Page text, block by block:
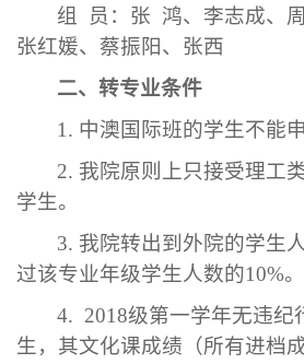
组
员：张 鸿、李志成、
张红媛、蔡振阳、张西
二、转专业条件
1. 中澳国际班的学生不能
2. 我院原则上只接受理工
学生。
3. 我院转出到外院的学生
过该专业年级学生人数的10%。
4. 2018级第一学年无违纪
生，其文化课成绩（所有进档